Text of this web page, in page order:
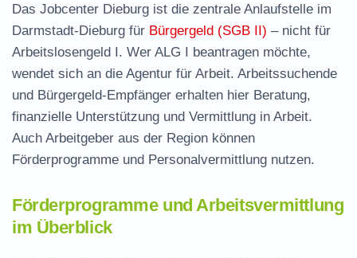
Das Jobcenter Dieburg ist die zentrale Anlaufstelle im
Darmstadt-Dieburg für Bürgergeld (SGB II) – nicht für
Arbeitslosengeld I. Wer ALG I beantragen möchte,
wendet sich an die Agentur für Arbeit. Arbeitssuchende
und Bürgergeld-Empfänger erhalten hier Beratung,
finanzielle Unterstützung und Vermittlung in Arbeit.
Auch Arbeitgeber aus der Region können
Förderprogramme und Personalvermittlung nutzen.
Förderprogramme und Arbeitsvermittlung
im Überblick